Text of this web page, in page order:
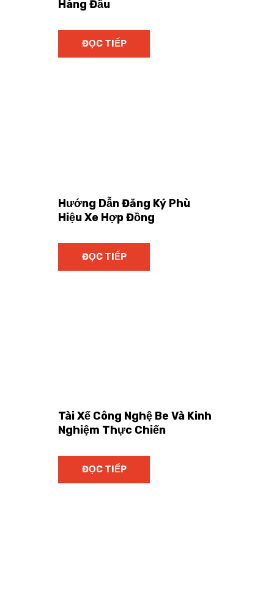
Hàng Đầu
ĐỌC TIẾP
Hướng Dẫn Đăng Ký Phù
Hiệu Xe Hợp Đồng
ĐỌC TIẾP
Tài Xế Công Nghệ Be Và Kinh
Nghiệm Thực Chiến
ĐỌC TIẾP